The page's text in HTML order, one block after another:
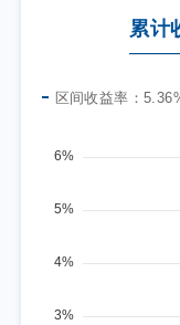
累计
区间收益率：